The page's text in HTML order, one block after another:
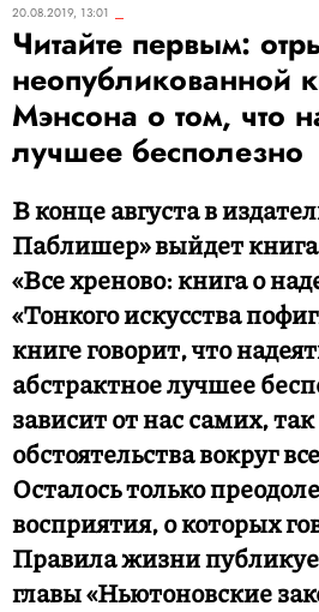
20.08.2019, 13:01
Читайте первым:
неопубликованной
Мэнсона о том, что
лучшее бесполезно
В конце августа в
Паблишер» выйдет
«Все хреново: книга о
«Тонкого искусства
книге говорит, что
абстрактное лучшее
зависит от нас самих,
обстоятельства вокруг
Осталось только
восприятия, о которых
Правила жизни
главы «Ньютоновские